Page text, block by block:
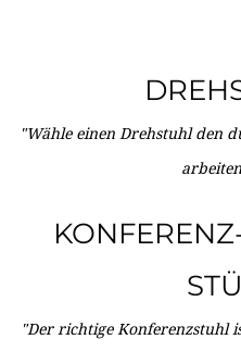
"Wähle einen Drehstuhl den
"Der richtige Konferenzstuhl